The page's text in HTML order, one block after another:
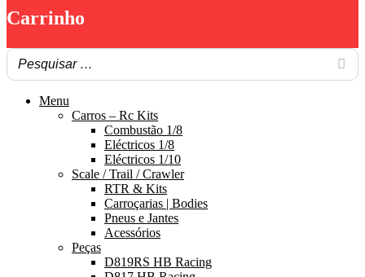
Carrinho
Menu
Carros – Rc Kits
Combustão 1/8
Eléctricos 1/8
Eléctricos 1/10
Scale / Trail / Crawler
RTR & Kits
Carroçarias | Bodies
Pneus e Jantes
Acessórios
Peças
D819RS HB Racing